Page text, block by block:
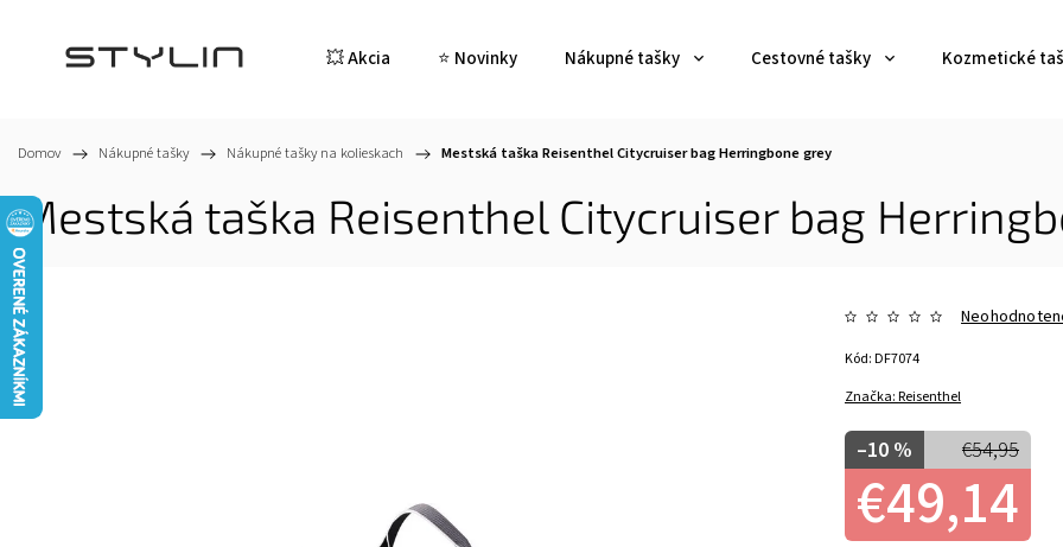
💥 Akcia ⭐ Novinky Nákupné tašky Cestovné tašky Kozmetické
Domov / Nákupné tašky / Nákupné tašky na kolieskach / Mestská taška Reisenthel Citycruiser bag Herringbone grey
Mestská taška Reisenthel Citycruiser bag
Značka:Reisenthel
€54,95
–10 %
€49,14
Kód:DF7074